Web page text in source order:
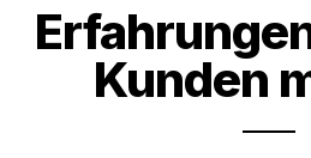
Kunden